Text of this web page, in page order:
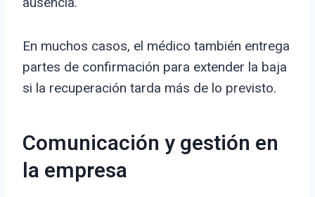
En muchos casos, el médico también entrega
partes de confirmación para extender la baja
si la recuperación tarda más de lo previsto.
Comunicación y gestión en
la empresa